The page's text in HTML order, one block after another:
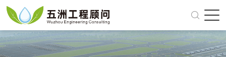
关于我们